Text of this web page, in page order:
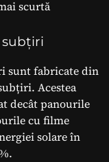
scurtă
subțiri
sunt fabricate din
Acestea
decât panourile
cu filme
solare în